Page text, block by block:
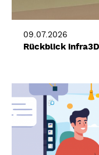
09.07.2026
Rückblick